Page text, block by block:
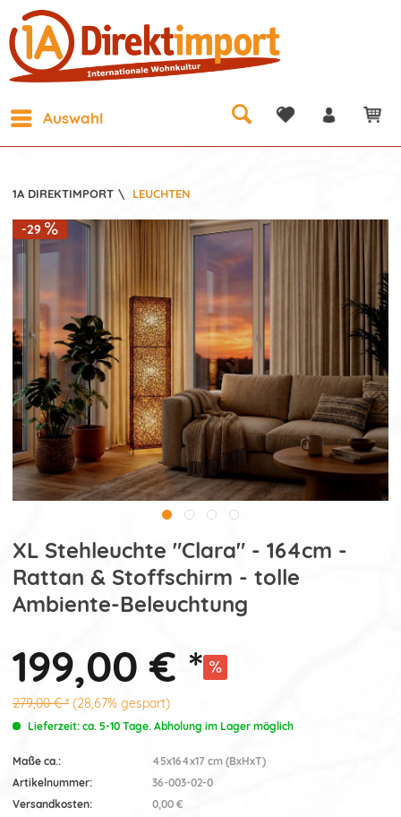
Auswahl
1A DIREKTIMPORT \ LEUCHTEN
-29
XL Stehleuchte "Clara" - 164cm -
Rattan & Stoffschirm - tolle
Ambiente-Beleuchtung
199,00 € *
279,00 € * (28,67% gespart)
Lieferzeit: ca. 5-10 Tage. Abholung im Lager möglich
Maße ca.:
45x164x17 cm (BxHxT)
Artikelnummer:
36-003-02-0
Versandkosten:
0,00 €